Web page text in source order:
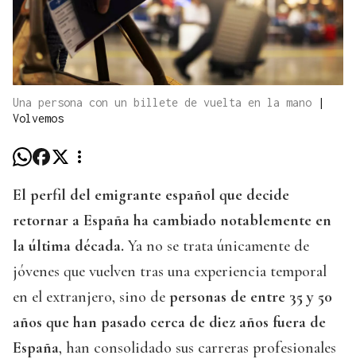
Una persona con un billete de vuelta en la mano
|
Volvemos
El perfil del emigrante español que decide
retornar a España ha cambiado notablemente en
la última década. Ya no se trata únicamente de
jóvenes que vuelven tras una experiencia temporal
en el extranjero, sino de personas de entre 35 y 50
años que han pasado cerca de diez años fuera de
España, han consolidado sus carreras profesionales